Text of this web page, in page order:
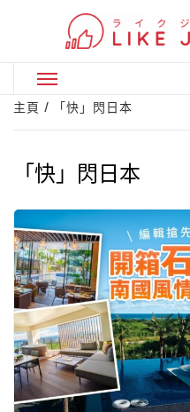
Primary
Menu
主頁 「快」閃日本
「快」閃日本